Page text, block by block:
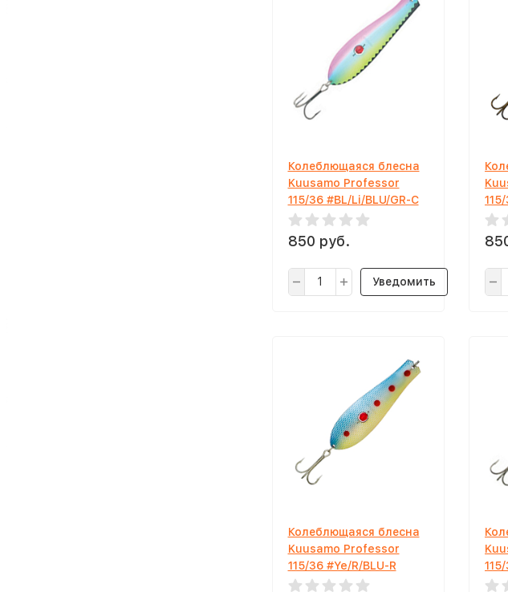
Колеблющаяся блесна
Kuusamo Professor
115/36 #BL/Li/BLU/GR-C
850 руб.
Уведомить
Колеблющаяся блесна
Kuusamo Professor
115/36 #Ye/R/BLU-R